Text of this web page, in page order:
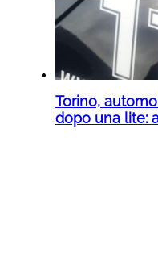
Torino,
dopo una lite: